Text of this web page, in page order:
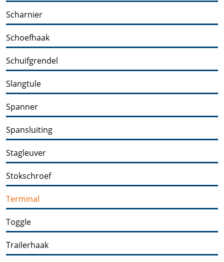
Scharnier
Schoefhaak
Schuifgrendel
Slangtule
Spanner
Spansluiting
Stagleuver
Stokschroef
Terminal
Toggle
Trailerhaak